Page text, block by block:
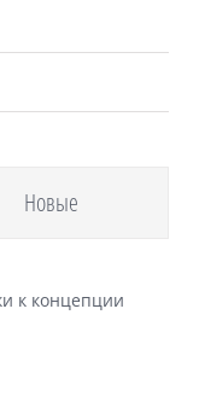
Новые
к концепции